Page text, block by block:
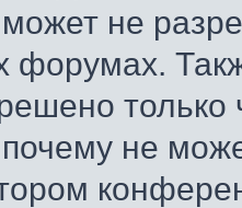
не
форумах.
не